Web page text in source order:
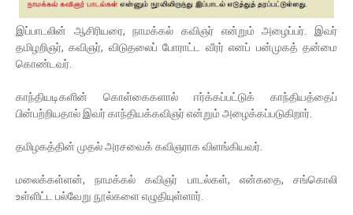
இப்பாடலின் ஆசிரியரை, நாமக்கல் கவிஞர் என்றும் அழைப்பர். இவர்
தமிழறிஞர், கவிஞர், விடுதலைப் போராட்ட வீரர் எனப் பன்முகத் தன்மை
கொண்டவர்.
காந்தியடிகளின் கொள்கைகளால் ஈர்க்கப்பட்டுக் காந்தியத்தைப்
பின்பற்றியதால் இவர் காந்தியக்கவிஞர் என்றும் அழைக்கப்படுகிறார்.
தமிழகத்தின் முதல் அரசவைக் கவிஞராக விளங்கியவர்.
மலைக்கள்ளன், நாமக்கல் கவிஞர் பாடல்கள், என்கதை, சங்கொலி
உள்ளிட்ட பல்வேறு நூல்களை எழுதியுள்ளார்.